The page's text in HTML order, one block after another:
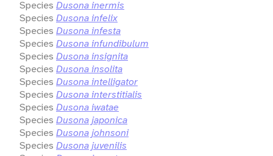
Species Dusona inermis
Species Dusona infelix
Species Dusona infesta
Species Dusona infundibulum
Species Dusona insignita
Species Dusona insolita
Species Dusona intelligator
Species Dusona interstitialis
Species Dusona iwatae
Species Dusona japonica
Species Dusona johnsoni
Species Dusona juvenilis